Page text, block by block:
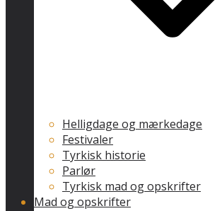
Helligdage og mærkedage
Festivaler
Tyrkisk historie
Parlør
Tyrkisk mad og opskrifter
Mad og opskrifter